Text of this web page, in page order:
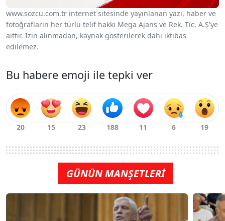
www.sozcu.com.tr internet sitesinde yayınlanan yazı, haber ve
fotoğrafların her türlü telif hakkı Mega Ajans ve Rek. Tic. A.Ş'ye
aittir. İzin alınmadan, kaynak gösterilerek dahi iktibas
edilemez.
Bu habere emoji ile tepki ver
GÜNÜN MANŞETLERİ